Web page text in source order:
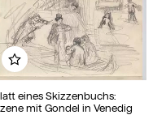
eines Skizzenbuchs:
mit Gondel in Venedig
Zu meinem Album